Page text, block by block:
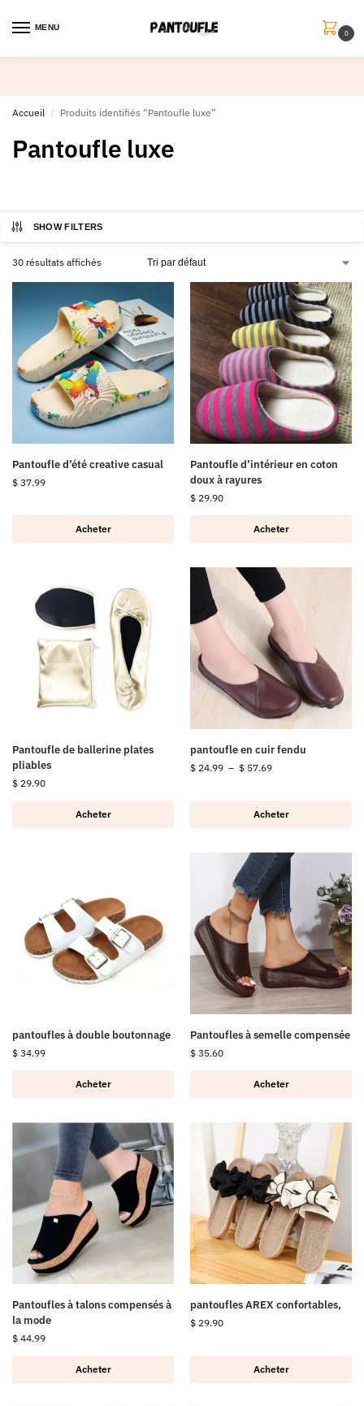
MENU
0
Accueil / Produits identifiés “Pantoufle luxe”
Pantoufle luxe
SHOW FILTERS
30 résultats affichés
Pantoufle d’été creative casual
$ 37.99
Acheter
Pantoufle d’intérieur en coton
doux à rayures
$ 29.90
Acheter
Pantoufle de ballerine plates
pliables
$ 29.90
Acheter
pantoufle en cuir fendu
$ 24.99 – $ 57.69
Acheter
pantoufles à double boutonnage
$ 34.99
Acheter
Pantoufles à semelle compensée
$ 35.60
Acheter
Pantoufles à talons compensés à
la mode
$ 44.99
Acheter
pantoufles AREX confortables,
$ 29.90
Acheter